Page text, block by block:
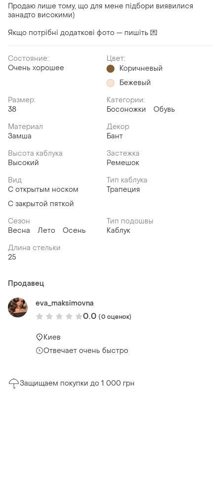
Продаю лише тому, що для мене підбори виявилися
занадто високими)
Якщо потрібні додаткові фото — пишіть 💌
Состояние:
Очень хорошее
Цвет:
Коричневый
Бежевый
Размер:
38
Категории:
Босоножки
Обувь
Материал
Замша
Декор
Бант
Высота каблука
Высокий
Застежка
Ремешок
Вид
С открытым носком
С закрытой пяткой
Тип каблука
Трапеция
Сезон
Весна
Лето Осень
Тип подошвы
Каблук
Длина стельки
25
Продавец
eva_maksimovna
0.0 (0 оценок)
Киев
Отвечает очень быстро
Защищаем покупки до 1 000 грн